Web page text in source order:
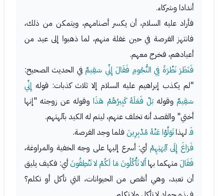
أندادا وشركاء.
فأراد عليه السلام، أن يكسر أصنامهم، ويتمكن من ذلك،
فانتهز الفرصة في حين غفلة منهم، لما ذهبوا إلى عيد من
أعيادهم، فخرج معهم.
فَنَظَرَ نَظْرَةً فِي النُّجُومِ فَقَالَ إِنِّي سَقِيمٌفي الحديث الصحيح:
"لم يكذب إبراهيم عليه السلام إلا ثلاث كذبات: قوله إِنِّي
سَقِيمٌوقولهبَلْ فَعَلَهُ كَبِيرُهُمْ هَذَاوقوله عن زوجته "إنها
أختي" والقصد أنه تخلف عنهم، ليتم له الكيد بآلهتهم.
فَـ لهذاتَوَلَّوْا عَنْهُ مُدْبِرِينَ فلما وجد الفرصة.
فَرَاغَ إِلَى آلِهَتِهِمْ أي: أسرع إليها على وجه الخفية والمراوغة،
فَقَالَمتهكما بهاأَلا تَأْكُلُونَ مَا لَكُمْ لا تَنْطِقُونَأي: فكيف يليق
أن تعبد، وهي أنقص من الحيوانات، التي تأكل أو تكلم؟